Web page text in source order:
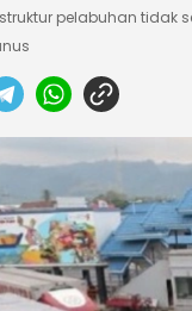
pelabuhan tidak